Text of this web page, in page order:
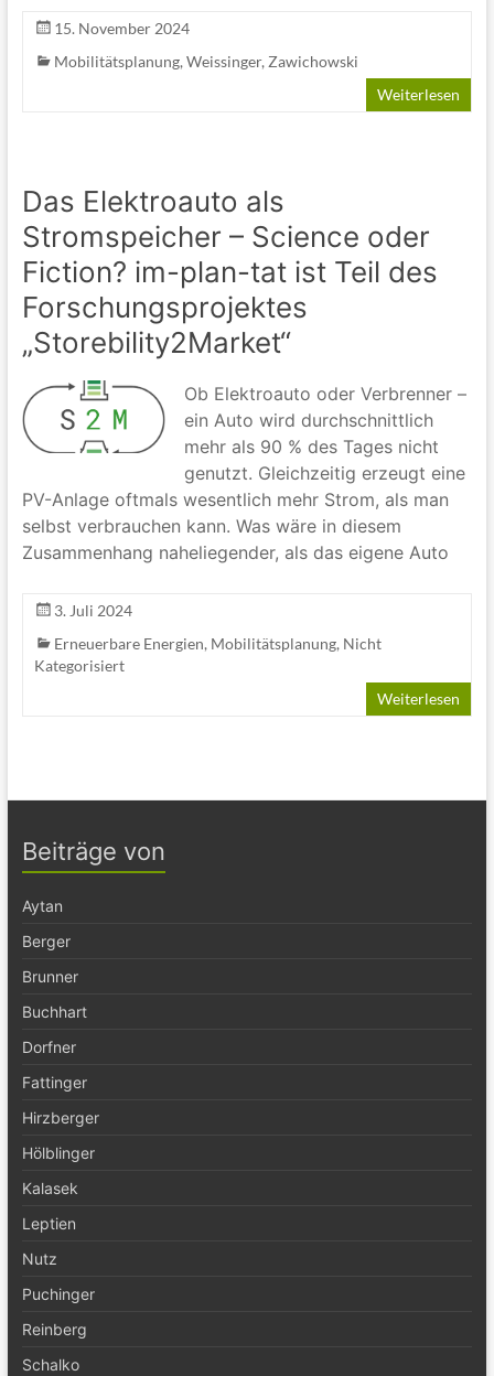
15. November 2024
Mobilitätsplanung, Weissinger, Zawichowski
Weiterlesen
Das Elektroauto als
Stromspeicher – Science oder
Fiction? im-plan-tat ist Teil des
Forschungsprojektes
„Storebility2Market“
Ob Elektroauto oder Verbrenner –
ein Auto wird durchschnittlich
mehr als 90 % des Tages nicht
genutzt. Gleichzeitig erzeugt eine
PV-Anlage oftmals wesentlich mehr Strom, als man
selbst verbrauchen kann. Was wäre in diesem
Zusammenhang naheliegender, als das eigene Auto
3. Juli 2024
Erneuerbare Energien, Mobilitätsplanung, Nicht
Kategorisiert
Weiterlesen
Beiträge von
Aytan
Berger
Brunner
Buchhart
Dorfner
Fattinger
Hirzberger
Hölblinger
Kalasek
Leptien
Nutz
Puchinger
Reinberg
Schalko